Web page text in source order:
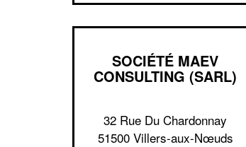
SOCIÉTÉ MAEV
CONSULTING (SARL)
32 Rue Du Chardonnay
51500 Villers-aux-Nœuds